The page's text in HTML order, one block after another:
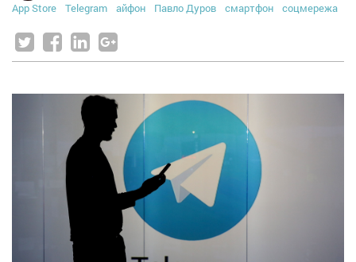
App Store
Telegram айфон Павло Дуров смартфон соцмережа